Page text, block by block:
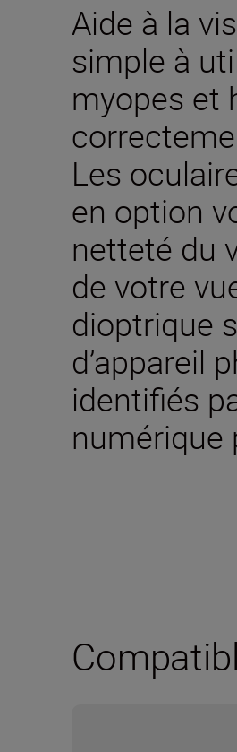
Aide à la
simple à
myopes et
Les
en option
netteté du
de votre
dioptrique
d’appareil
identifiés
numérique